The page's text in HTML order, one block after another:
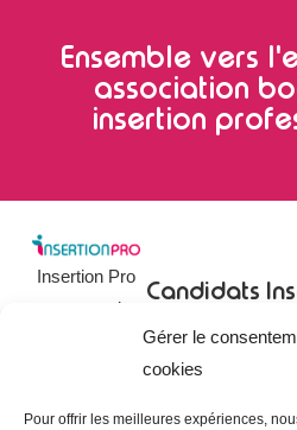
Gérer le
cookies
Pour offrir les meilleures expériences,
Ensemble vers
association
insertion
Insertion Pro
est une action
Candidats
emploi
Tableau de